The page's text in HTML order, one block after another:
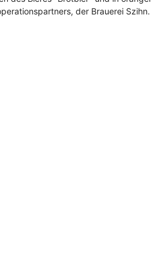
der Brauerei Szihn.